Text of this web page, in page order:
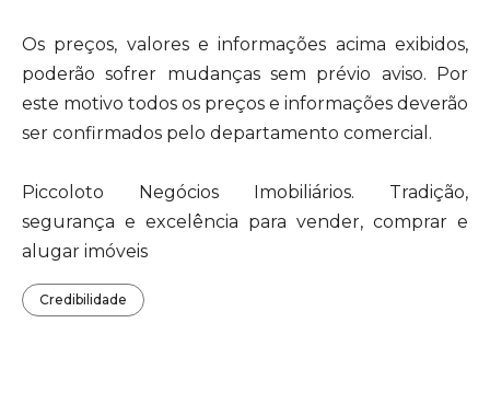
Os preços, valores e informações acima exibidos,
poderão sofrer mudanças sem prévio aviso. Por
este motivo todos os preços e informações deverão
ser confirmados pelo departamento comercial.
Piccoloto Negócios Imobiliários. Tradição,
segurança e excelência para vender, comprar e
alugar imóveis
Credibilidade